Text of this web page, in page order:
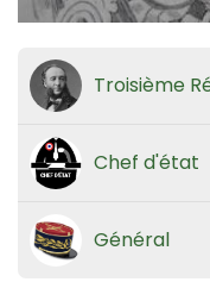
Troisième
Chef d'état
Général